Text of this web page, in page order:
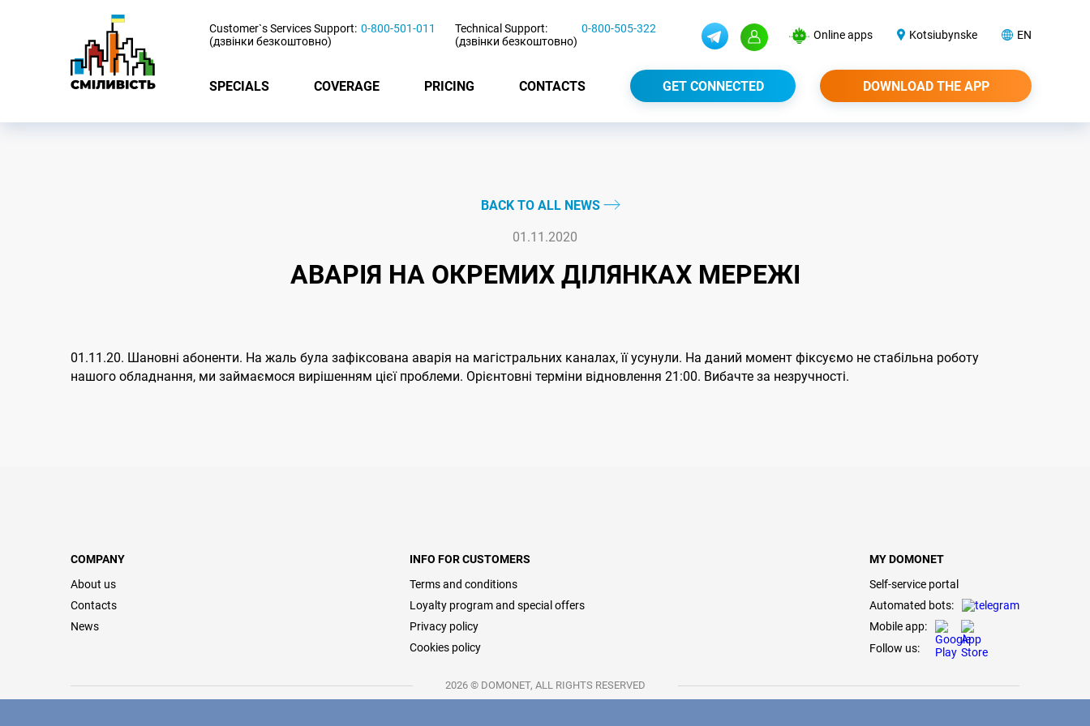
Customer`s Services Support:
(дзвінки безкоштовно)
0-800-501-011
Technical Support:
(дзвінки безкоштовно)
0-800-505-322 Online apps Kotsiubynske EN
SPECIALS COVERAGE PRICING CONTACTS GET CONNECTED DOWNLOAD THE APP
BACK TO ALL NEWS
01.11.2020
АВАРІЯ НА ОКРЕМИХ ДІЛЯНКАХ МЕРЕЖІ
01.11.20. Шановні абоненти. На жаль була зафіксована аварія на магістральних каналах, її усунули. На даний момент фіксуємо не стабільна роботу
нашого обладнання, ми займаємося вирішенням цієї проблеми. Орієнтовні терміни відновлення 21:00. Вибачте за незручності.
COMPANY
About us
Contacts
News
INFO FOR CUSTOMERS
Terms and conditions
Loyalty program and special offers
Privacy policy
Cookies policy
MY DOMONET
Self-service portal
Automated bots:
Mobile app:
Follow us:
2026 © DOMONET, ALL RIGHTS RESERVED